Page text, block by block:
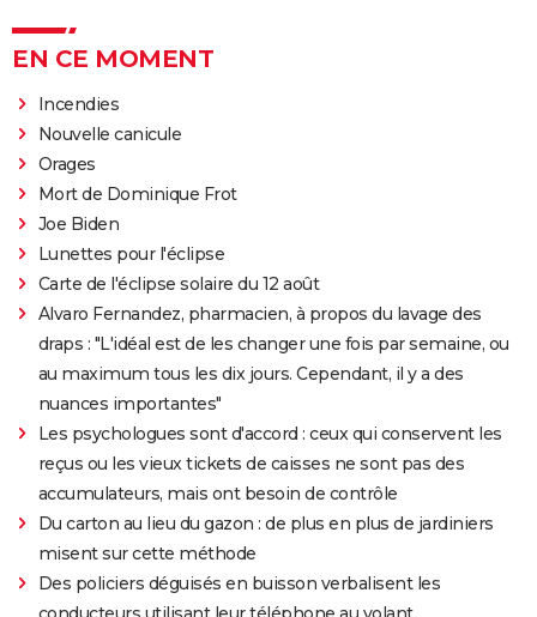
EN CE MOMENT
Incendies
Nouvelle canicule
Orages
Mort de Dominique Frot
Joe Biden
Lunettes pour l'éclipse
Carte de l'éclipse solaire du 12 août
Alvaro Fernandez, pharmacien, à propos du lavage des
draps : "L'idéal est de les changer une fois par semaine, ou
au maximum tous les dix jours. Cependant, il y a des
nuances importantes"
Les psychologues sont d'accord : ceux qui conservent les
reçus ou les vieux tickets de caisses ne sont pas des
accumulateurs, mais ont besoin de contrôle
Du carton au lieu du gazon : de plus en plus de jardiniers
misent sur cette méthode
Des policiers déguisés en buisson verbalisent les